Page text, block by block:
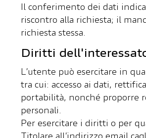
Il conferimento dei dati
riscontro alla richiesta; il
richiesta stessa.
Diritti
L’utente può esercitare in
tra cui: accesso ai dati,
portabilità, nonché proporre
personali.​
Per esercitare i diritti o per